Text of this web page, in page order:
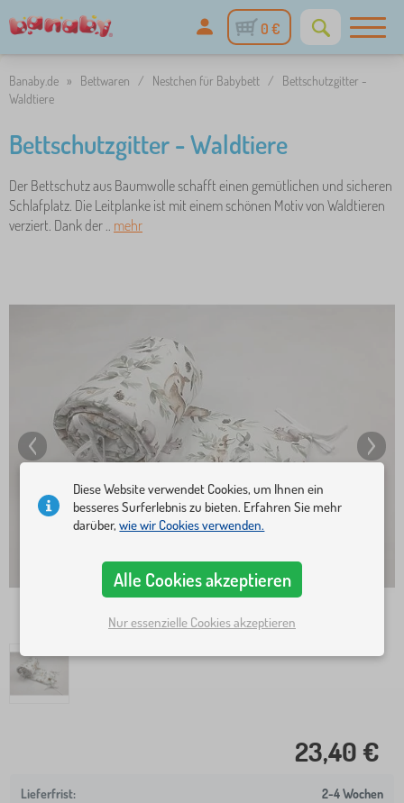
0 €
Banaby.de » Bettwaren / Nestchen für Babybett /
Bettschutzgitter -
Waldtiere
Bettschutzgitter - Waldtiere
Der Bettschutz aus Baumwolle schafft einen gemütlichen und sicheren
Schlafplatz. Die Leitplanke ist mit einem schönen Motiv von Waldtieren
verziert. Dank der .. mehr
23,40 €
2-4 Wochen
Diese Website verwendet Cookies, um Ihnen ein
besseres Surferlebnis zu bieten. Erfahren Sie mehr
darüber,wie wir Cookies verwenden.
Alle Cookies akzeptieren
Nur essenzielle Cookies akzeptieren